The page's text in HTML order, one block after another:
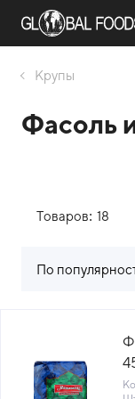
Крупы
Фасоль
Товаров: 18
По